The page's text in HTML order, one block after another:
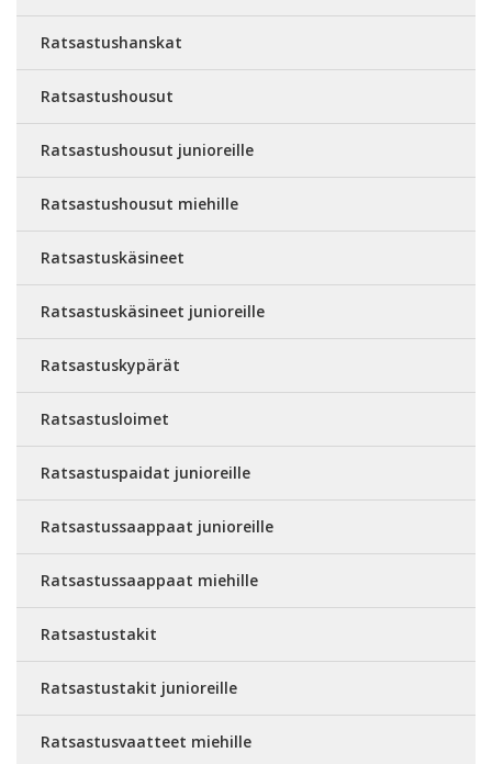
Ratsastushanskat
Ratsastushousut
Ratsastushousut junioreille
Ratsastushousut miehille
Ratsastuskäsineet
Ratsastuskäsineet junioreille
Ratsastuskypärät
Ratsastusloimet
Ratsastuspaidat junioreille
Ratsastussaappaat junioreille
Ratsastussaappaat miehille
Ratsastustakit
Ratsastustakit junioreille
Ratsastusvaatteet miehille